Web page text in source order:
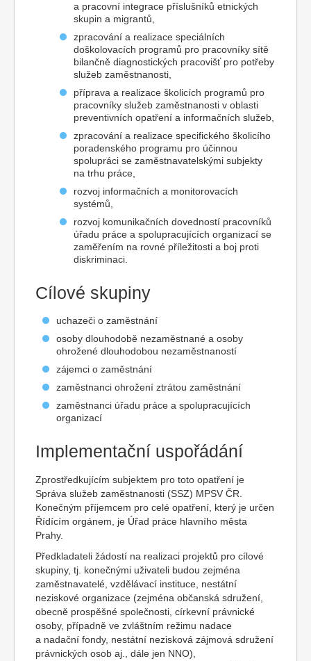
a pracovní integrace příslušníků etnických
skupin a migrantů,
zpracování a realizace speciálních
doškolovacích programů pro pracovníky sítě
bilančně diagnostických pracovišť pro potřeby
služeb zaměstnanosti,
příprava a realizace školicích programů pro
pracovníky služeb zaměstnanosti v oblasti
preventivních opatření a informačních služeb,
zpracování a realizace specifického školicího
poradenského programu pro účinnou
spolupráci se zaměstnavatelskými subjekty
na trhu práce,
rozvoj informačních a monitorovacích
systémů,
rozvoj komunikačních dovedností pracovníků
úřadu práce a spolupracujících organizací se
zaměřením na rovné příležitosti a boj proti
diskriminaci.
Cílové skupiny
uchazeči o zaměstnání
osoby dlouhodobě nezaměstnané a osoby
ohrožené dlouhodobou nezaměstnaností
zájemci o zaměstnání
zaměstnanci ohrožení ztrátou zaměstnání
zaměstnanci úřadu práce a spolupracujících
organizací
Implementační uspořádání
Zprostředkujícím subjektem pro toto opatření je
Správa služeb zaměstnanosti (SSZ) MPSV ČR.
Konečným příjemcem pro celé opatření, který je určen
Řídícím orgánem, je Úřad práce hlavního města
Prahy.
Předkladateli žádostí na realizaci projektů pro cílové
skupiny, tj. konečnými uživateli budou zejména
zaměstnavatelé, vzdělávací instituce, nestátní
neziskové organizace (zejména občanská sdružení,
obecně prospěšné společnosti, církevní právnické
osoby, případně ve zvláštním režimu nadace
a nadační fondy, nestátní nezisková zájmová sdružení
právnických osob aj., dále jen NNO),